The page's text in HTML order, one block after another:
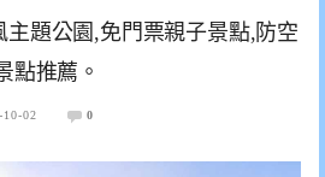
主題公園,免門票親子景點,防空
點推薦。
10-02 0